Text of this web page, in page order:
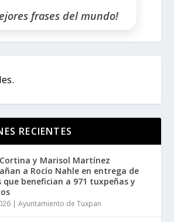
frases del mundo!
RECIENTES
y Marisol Martínez
a Rocío Nahle en entrega de
que benefician a 971 tuxpeñas y
|Ayuntamiento de Tuxpan